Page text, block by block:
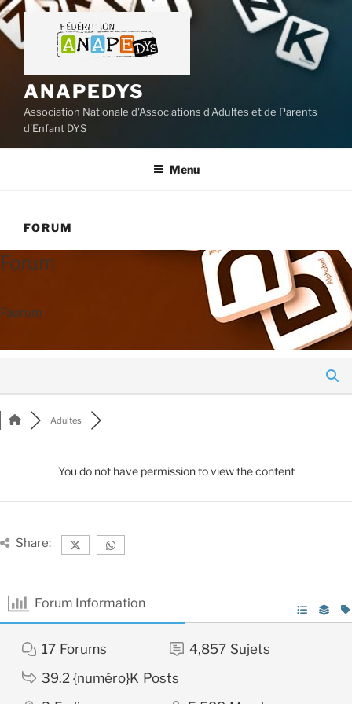
Aller
au
contenu
ANAPEDYS
Association Nationale d'Associations d'Adultes et de Parents
d'Enfant DYS
Menu
FORUM
Forum
Faurum
Adultes
You do not have permission to view the content
Share:
Forum Information
17 Forums 4,857 Sujets
39.2 {numéro}K Posts